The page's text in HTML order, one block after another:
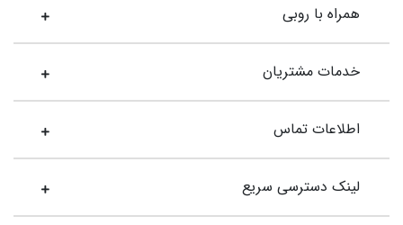
همراه با روبی
خدمات مشتریان
اطلاعات تماس
لینک دسترسی سریع